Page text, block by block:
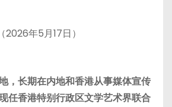
月17日）
，长期在内地和香港从事媒体宣传
任香港特别行政区文学艺术界联合